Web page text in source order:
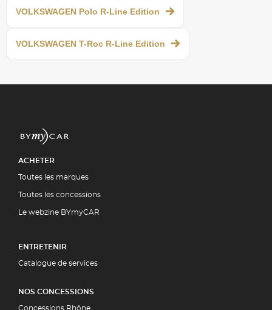
VOLKSWAGEN Polo R-Line Edition
VOLKSWAGEN T-Roc R-Line Edition
ACHETER
Toutes les marques
Toutes les concessions
Le webzine BYmyCAR
ENTRETENIR
Catalogue de services
NOS CONCESSIONS
Concessions Rhône